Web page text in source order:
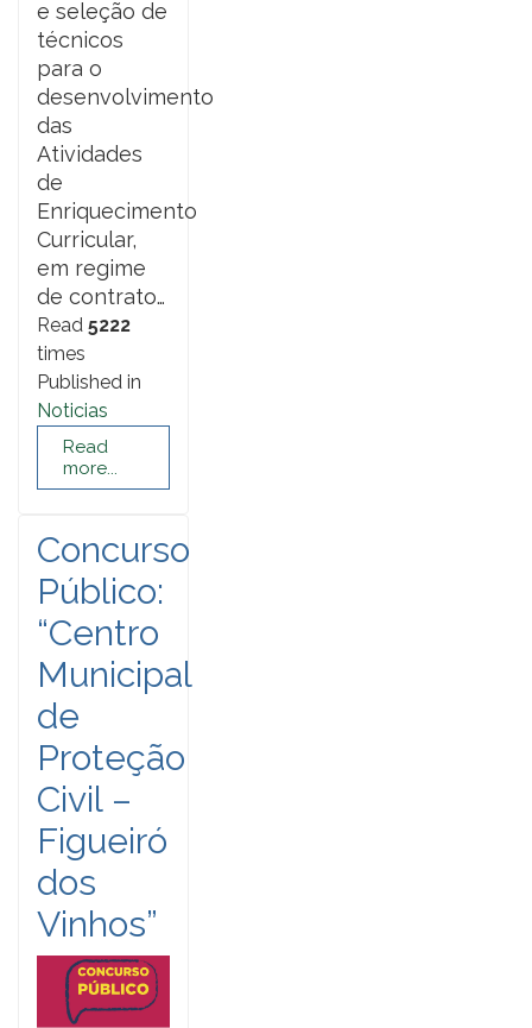
e seleção de
técnicos
para o
desenvolvimento
das
Atividades
de
Enriquecimento
Curricular,
em regime
de contrato…
Read 5222
times
Published in
Noticias
Read
more...
Concurso
Público:
“Centro
Municipal
de
Proteção
Civil –
Figueiró
dos
Vinhos”